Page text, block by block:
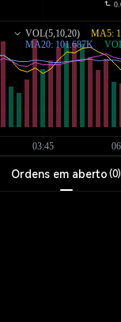
Ordens em aberto (0)